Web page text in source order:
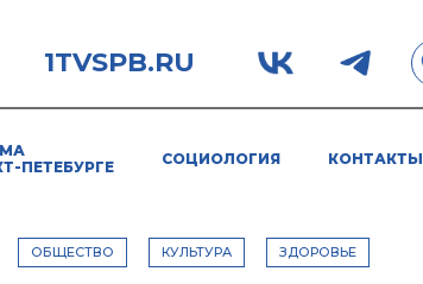
1TVSPB.RU
ПЕТЕБУРГЕ
СОЦИОЛОГИЯ КОНТАКТЫ
ОБЩЕСТВО КУЛЬТУРА ЗДОРОВЬЕ